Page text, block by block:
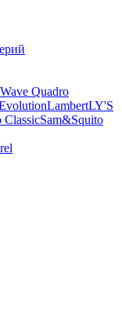
Quadro
LambertLY'S
ClassicSam&Squito